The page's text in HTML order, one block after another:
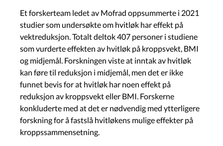
Et forskerteam ledet av Mofrad oppsummerte i 2021
studier som undersøkte om hvitløk har effekt på
vektreduksjon. Totalt deltok 407 personer i studiene
som vurderte effekten av hvitløk på kroppsvekt, BMI
og midjemål. Forskningen viste at inntak av hvitløk
kan føre til reduksjon i midjemål, men det er ikke
funnet bevis for at hvitløk har noen effekt på
reduksjon av kroppsvekt eller BMI. Forskerne
konkluderte med at det er nødvendig med ytterligere
forskning for å fastslå hvitløkens mulige effekter på
kroppssammensetning.